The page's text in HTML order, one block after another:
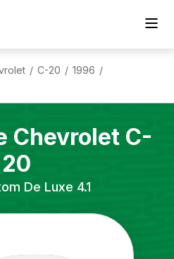
/ C-20 / 1996 /
Chevrolet C-
20
De Luxe 4.1